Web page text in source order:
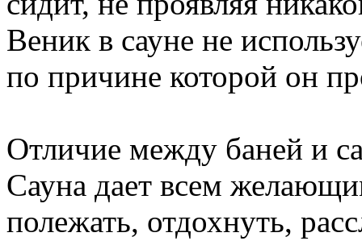
Веник в сауне не
по причине которой он
Отличие между баней и
Сауна дает всем
полежать, отдохнуть,